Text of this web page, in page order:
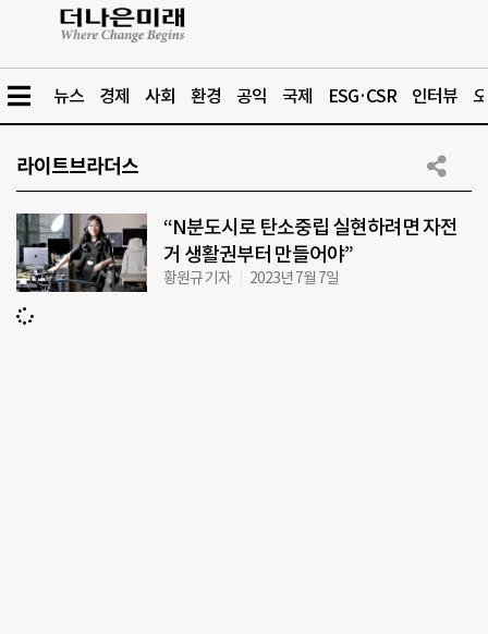
뉴스 경제 사회 환경 공익 국제 ESG·CSR 인터뷰
라이트브라더스
“N분도시로 탄소중립 실현하려면 자전
거 생활권부터 만들어야”
황원규 기자 2023년 7월 7일